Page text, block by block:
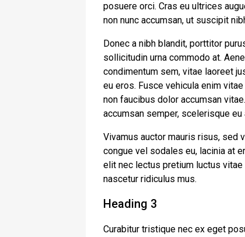
posuere orci. Cras eu ultrices
non nunc accumsan, ut suscipit
Donec a nibh blandit, porttitor
sollicitudin urna commodo at.
condimentum sem, vitae laoreet
eu eros. Fusce vehicula enim
non faucibus dolor accumsan
accumsan semper, scelerisque eu
Vivamus auctor mauris risus, sed
congue vel sodales eu, lacinia at
elit nec lectus pretium luctus
nascetur ridiculus mus.
Heading 3
Curabitur tristique nec ex eget